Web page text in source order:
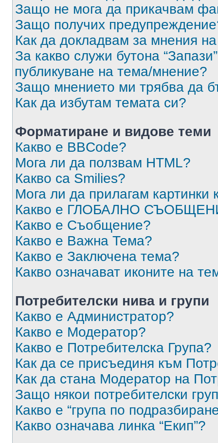
Защо не мога да прикачвам
Защо получих
Как да докладвам за мнения
За какво служи бутона
публикуване на тема/мнение?
Защо мнението ми трябва да
Как да избутам темата си?
Форматиране и видове теми
Какво е BBCode?
Мога ли да ползвам HTML?
Какво са Smilies?
Мога ли да прилагам
Какво е ГЛОБАЛНО
Какво е Съобщение?
Какво е Важна Тема?
Какво е Заключена тема?
Какво означават иконите на
Потребителски нива и групи
Какво е Администратор?
Какво е Модератор?
Какво е Потребителска Група?
Как да се присъединя към
Как да стана Модератор на
Защо някои потребителски
Какво е “група по
Какво означава линка “Екип”?